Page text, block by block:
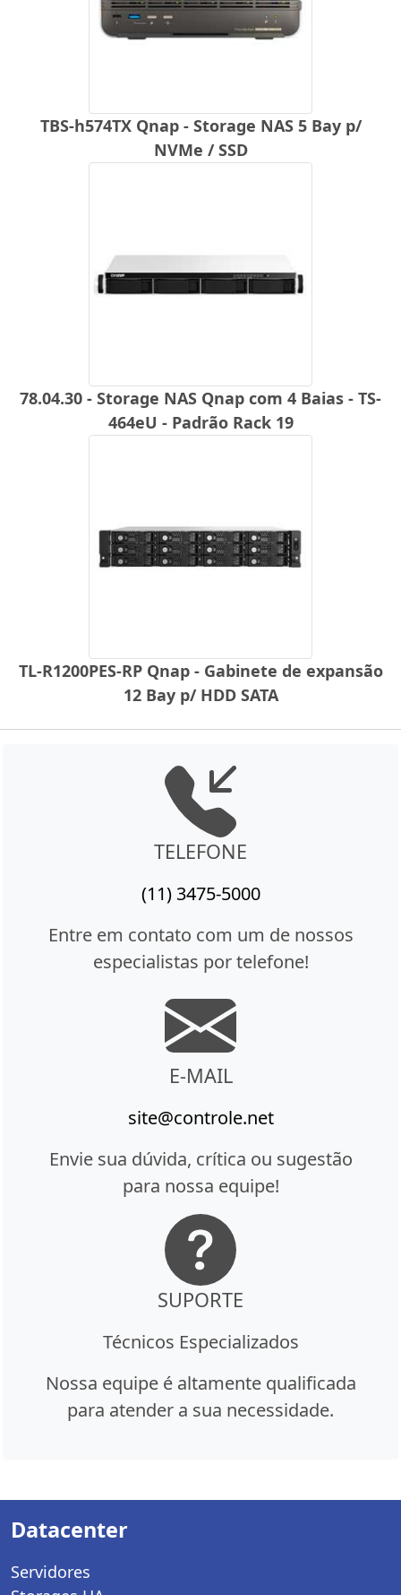
TBS-h574TX Qnap - Storage NAS 5 Bay p/
NVMe / SSD
78.04.30 - Storage NAS Qnap com 4 Baias - TS-
464eU - Padrão Rack 19
TL-R1200PES-RP Qnap - Gabinete de expansão
12 Bay p/ HDD SATA
TELEFONE
(11) 3475-5000
Entre em contato com um de nossos
especialistas por telefone!
E-MAIL
site@controle.net
Envie sua dúvida, crítica ou sugestão
para nossa equipe!
SUPORTE
Técnicos Especializados
Nossa equipe é altamente qualificada
para atender a sua necessidade.
Datacenter
Servidores